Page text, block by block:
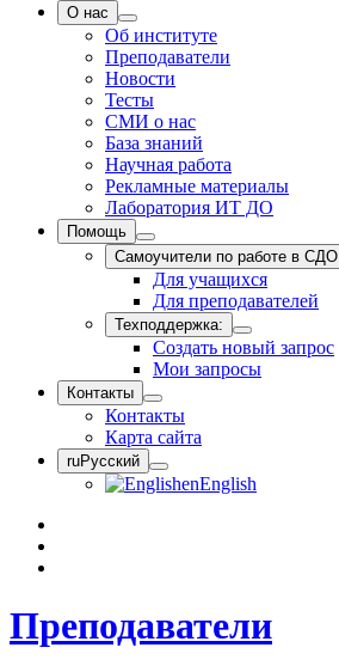
О нас
Об институте
Преподаватели
Новости
Тесты
СМИ о нас
База знаний
Научная работа
Рекламные материалы
Лаборатория ИТ ДО
Помощь
Самоучители по работе в СДО
Для учащихся
Для преподавателей
Техподдержка:
Создать новый запрос
Мои запросы
Контакты
Контакты
Карта сайта
ruРусский
enEnglish
Преподаватели